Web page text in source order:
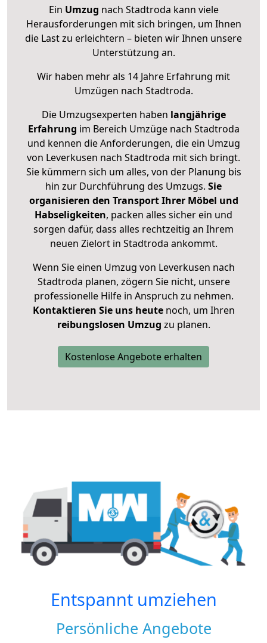
Ein Umzug nach Stadtroda kann viele
Herausforderungen mit sich bringen, um Ihnen
die Last zu erleichtern – bieten wir Ihnen unsere
Unterstützung an.
Wir haben mehr als 14 Jahre Erfahrung mit
Umzügen nach Stadtroda.
Die Umzugsexperten haben langjährige
Erfahrung im Bereich Umzüge nach Stadtroda
und kennen die Anforderungen, die ein Umzug
von Leverkusen nach Stadtroda mit sich bringt.
Sie kümmern sich um alles, von der Planung bis
hin zur Durchführung des Umzugs. Sie
organisieren den Transport Ihrer Möbel und
Habseligkeiten, packen alles sicher ein und
sorgen dafür, dass alles rechtzeitig an Ihrem
neuen Zielort in Stadtroda ankommt.
Wenn Sie einen Umzug von Leverkusen nach
Stadtroda planen, zögern Sie nicht, unsere
professionelle Hilfe in Anspruch zu nehmen.
Kontaktieren Sie uns heutenoch, um Ihren
reibungslosen Umzug zu planen.
Kostenlose Angebote erhalten
Entspannt umziehen
Persönliche Angebote